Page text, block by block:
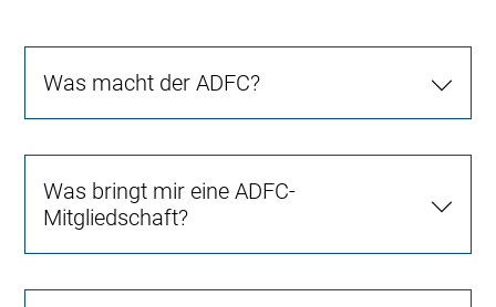
Was macht der ADFC?
Was bringt mir eine ADFC-
Mitgliedschaft?